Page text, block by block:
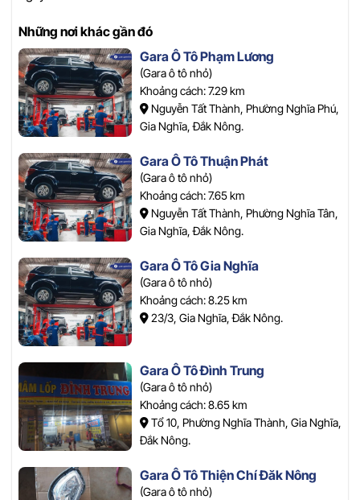
Những nơi khác gần đó
Gara Ô Tô Phạm Lương
(Gara ô tô nhỏ)
Khoảng cách: 7.29 km
Nguyễn Tất Thành, Phường Nghĩa Phú,
Gia Nghĩa, Đắk Nông.
Gara Ô Tô Thuận Phát
(Gara ô tô nhỏ)
Khoảng cách: 7.65 km
Nguyễn Tất Thành, Phường Nghĩa Tân,
Gia Nghĩa, Đắk Nông.
Gara Ô Tô Gia Nghĩa
(Gara ô tô nhỏ)
Khoảng cách: 8.25 km
23/3, Gia Nghĩa, Đắk Nông.
Gara Ô Tô Đình Trung
(Gara ô tô nhỏ)
Khoảng cách: 8.65 km
Tổ 10, Phường Nghĩa Thành, Gia Nghĩa,
Đắk Nông.
Gara Ô Tô Thiện Chí Đăk Nông
(Gara ô tô nhỏ)